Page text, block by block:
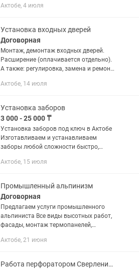
жалюзи Монтаж кронштейнов для ТV
Актобе, 4 июля
Установка входных дверей
Договорная
Монтаж, демонтаж входных дверей.
Расширение (оплачивается отдельно).
А также: регулировка, замена и ремонт
входной двери. Работа любой
Актобе, 14 июля
Установка заборов
3 000 - 25 000 ₸
Установка заборов под ключ в Актобе
Изготавливаем и устанавливаем
заборы любой сложности быстро,
Выполняем: Заборы из профлиста
Актобе, 15 июля
Промышленный альпинизм
Договорная
Предлагаем услуги промышленного
альпиниста Все виды высотных работ,
фасады, монтаж термопанелей,
демонтаж, герметизация
металлоконструкций,...
Актобе, 21 июня
Работа перфоратором Сверление дрелью